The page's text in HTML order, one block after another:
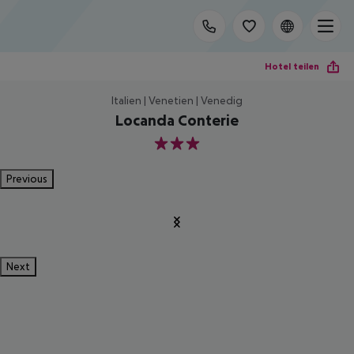
Hotel teilen
Italien | Venetien | Venedig
Locanda Conterie
3
Previous
Next